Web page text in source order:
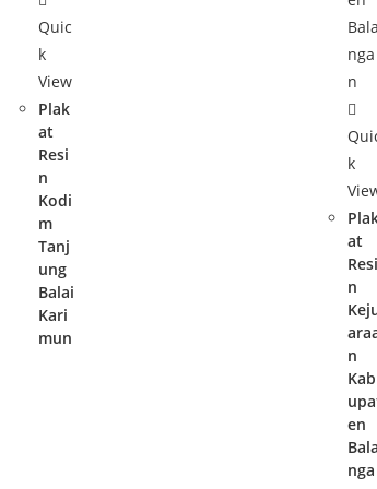
Quic
k
View
Plak
at
Resi
n
Kodi
m
Tanj
ung
Balai
Kari
mun
k
at
Resi
n
n
Kab
en
Bala
nga